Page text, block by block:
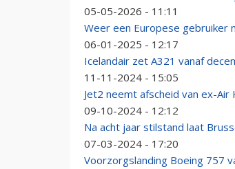
05-05-2026 - 11:11
Weer een Europese gebruiker
06-01-2025 - 12:17
Icelandair zet A321 vanaf
11-11-2024 - 15:05
Jet2 neemt afscheid van ex-
09-10-2024 - 12:12
Na acht jaar stilstand laat
07-03-2024 - 17:20
Voorzorgslanding Boeing 757